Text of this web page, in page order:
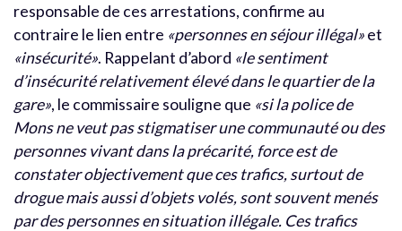
responsable de ces arrestations, confirme au
contraire le lien entre «personnes en séjour illégal»et
«insécurité». Rappelant d’abord «le sentiment
d’insécurité relativement élevé dans le quartier de la
gare», le commissaire souligne que «si la police de
Mons ne veut pas stigmatiser une communauté ou des
personnes vivant dans la précarité, force est de
constater objectivement que ces trafics, surtout de
drogue mais aussi d’objets volés, sont souvent menés
par des personnes en situation illégale. Ces trafics